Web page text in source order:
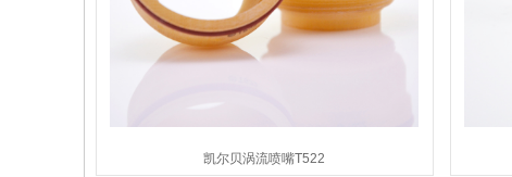
凯尔贝涡流喷嘴T522